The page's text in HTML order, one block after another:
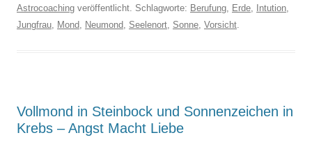
Astrocoaching veröffentlicht. Schlagworte: Berufung, Erde, Intution,
Jungfrau, Mond, Neumond, Seelenort, Sonne, Vorsicht.
Vollmond in Steinbock und Sonnenzeichen in
Krebs – Angst Macht Liebe